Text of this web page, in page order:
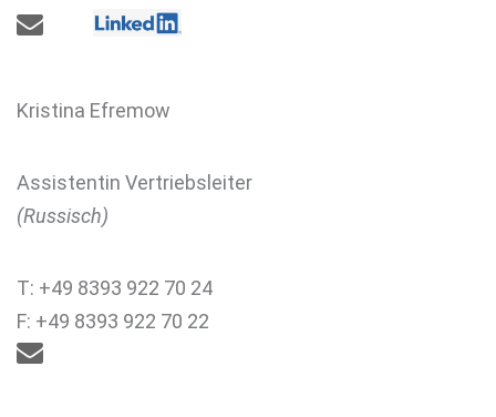

Kristina Efremow
Assistentin Vertriebsleiter
(Russisch)
T: +49 8393 922 70 24
F: +49 8393 922 70 22
